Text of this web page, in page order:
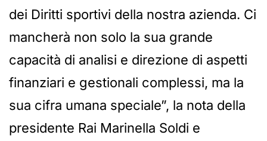
dei Diritti sportivi della nostra azienda. Ci
mancherà non solo la sua grande
capacità di analisi e direzione di aspetti
finanziari e gestionali complessi, ma la
sua cifra umana speciale”, la nota della
presidente Rai Marinella Soldi e